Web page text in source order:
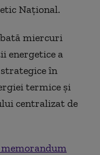
Național.
miercuri
energetice a
în
termice și
centralizat de